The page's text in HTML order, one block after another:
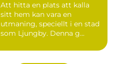
Att hitta en plats att kalla
sitt hem kan vara en
utmaning, speciellt i en stad
som Ljungby. Denna g...